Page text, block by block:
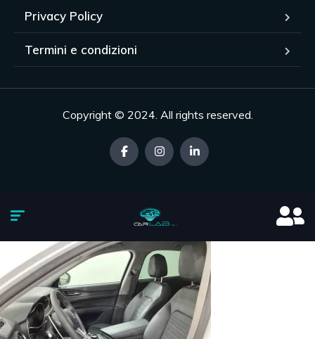
Privacy Policy
Termini e condizioni
Copyright © 2024. All rights reserved.